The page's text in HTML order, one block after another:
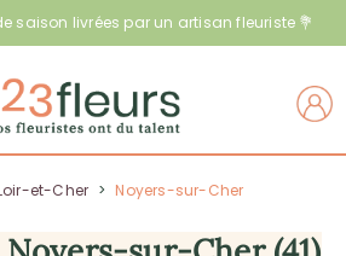
saison livrées par un artisan fleuriste 💐
et-Cher > Noyers-sur-Cher